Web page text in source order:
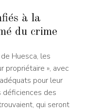
à la
du crime
Huesca, les
propriétaire », avec
pour leur
déficiences des
qui seront